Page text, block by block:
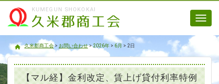
KUMEGUN SHOKOKAI
久米郡商工会
久米郡商工会> お問い合わせ>2026年 > 6月 > 2日
【マル経】金利改定、賃上げ貸付利率特例